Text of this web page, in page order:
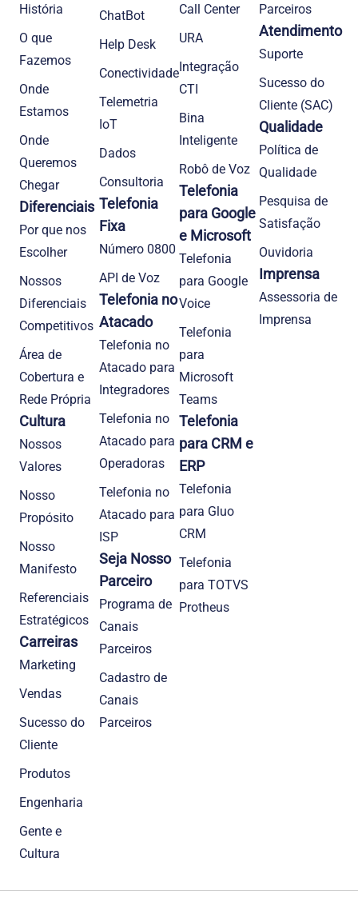
História
O que
Fazemos
Onde
Estamos
Onde
Queremos
Chegar
Diferenciais
Por que nos
Escolher
Nossos
Diferenciais
Competitivos
Área de
Cobertura e
Rede Própria
Cultura
Nossos
Valores
Nosso
Propósito
Nosso
Manifesto
Referenciais
Estratégicos
Carreiras
Marketing
Vendas
Sucesso do
Cliente
Produtos
Engenharia
Gente e
Cultura
ChatBot
Help Desk
Conectividade
Telemetria
IoT
Dados
Consultoria
Telefonia
Fixa
Número 0800
API de Voz
Telefonia no
Atacado
Telefonia no
Atacado para
Integradores
Telefonia no
Atacado para
Operadoras
Telefonia no
Atacado para
ISP
Seja Nosso
Parceiro
Programa de
Canais
Parceiros
Cadastro de
Canais
Parceiros
Call Center
URA
Integração
CTI
Bina
Inteligente
Robô de Voz
Telefonia
para Google
e Microsoft
Telefonia
para Google
Voice
Telefonia
para
Microsoft
Teams
Telefonia
para CRM e
ERP
Telefonia
para Gluo
CRM
Telefonia
para TOTVS
Protheus
Parceiros
Atendimento
Suporte
Sucesso do
Cliente (SAC)
Qualidade
Política de
Qualidade
Pesquisa de
Satisfação
Ouvidoria
Imprensa
Assessoria de
Imprensa